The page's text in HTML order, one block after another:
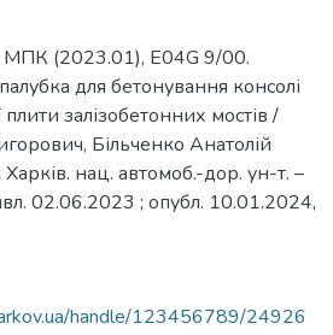
МПК (2023.01), E04G 9/00.
для бетонування консолі
залізобетонних мостів /
Більченко Анатолій
нац. автомоб.-дор. ун-т. –
02.06.2023 ; опубл. 10.01.2024,
handle/123456789/24926